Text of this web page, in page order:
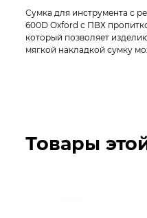
Сумка для инструмента с
600D Oxford с ПВХ
который позволяет
мягкой накладкой сумку
Товары